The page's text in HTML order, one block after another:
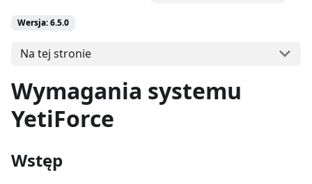
Wersja: 6.5.0
Na tej stronie
Wymagania systemu
YetiForce
Wstęp